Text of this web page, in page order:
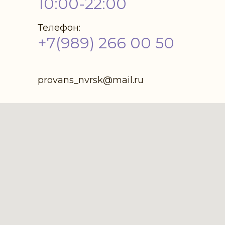
provans_nvrsk@mail.ru
Телефон:
10:00-22:00
+7(989) 266 00 50